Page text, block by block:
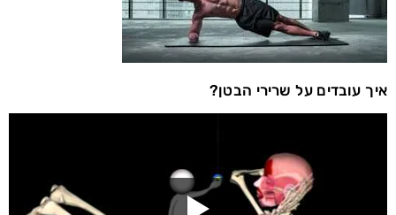
איך עובדים על שרירי הבטן?